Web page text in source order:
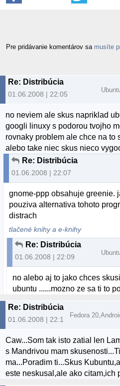
Pre pridávanie komentárov sa musíte
Re: Distribúcia
01.06.2008 | 22:05
no neviem ale skus napriklad
googli linuxy s podorou tvojho
rovnaky problem ale chce na to
alebo take niec skus nieco
Re: Distribúcia
01.06.2008 | 22:07
gnome-ppp obsahuje greenie.
pouziva alternativa tohoto
distrach
tlačené knihy a e-knihy
Re: Distribúcia
01.06.2008 | 22:09
no alebo aj to jako chces
ubuntu ......mozno ze sa ti to
Re: Distribúcia
01.06.2008 | 22:10
Fedora
Caw...Som tak isto zatial len
s Mandrivou mam
ma...Poradim ti...Skus
este neskusal,ale ako citam,ich